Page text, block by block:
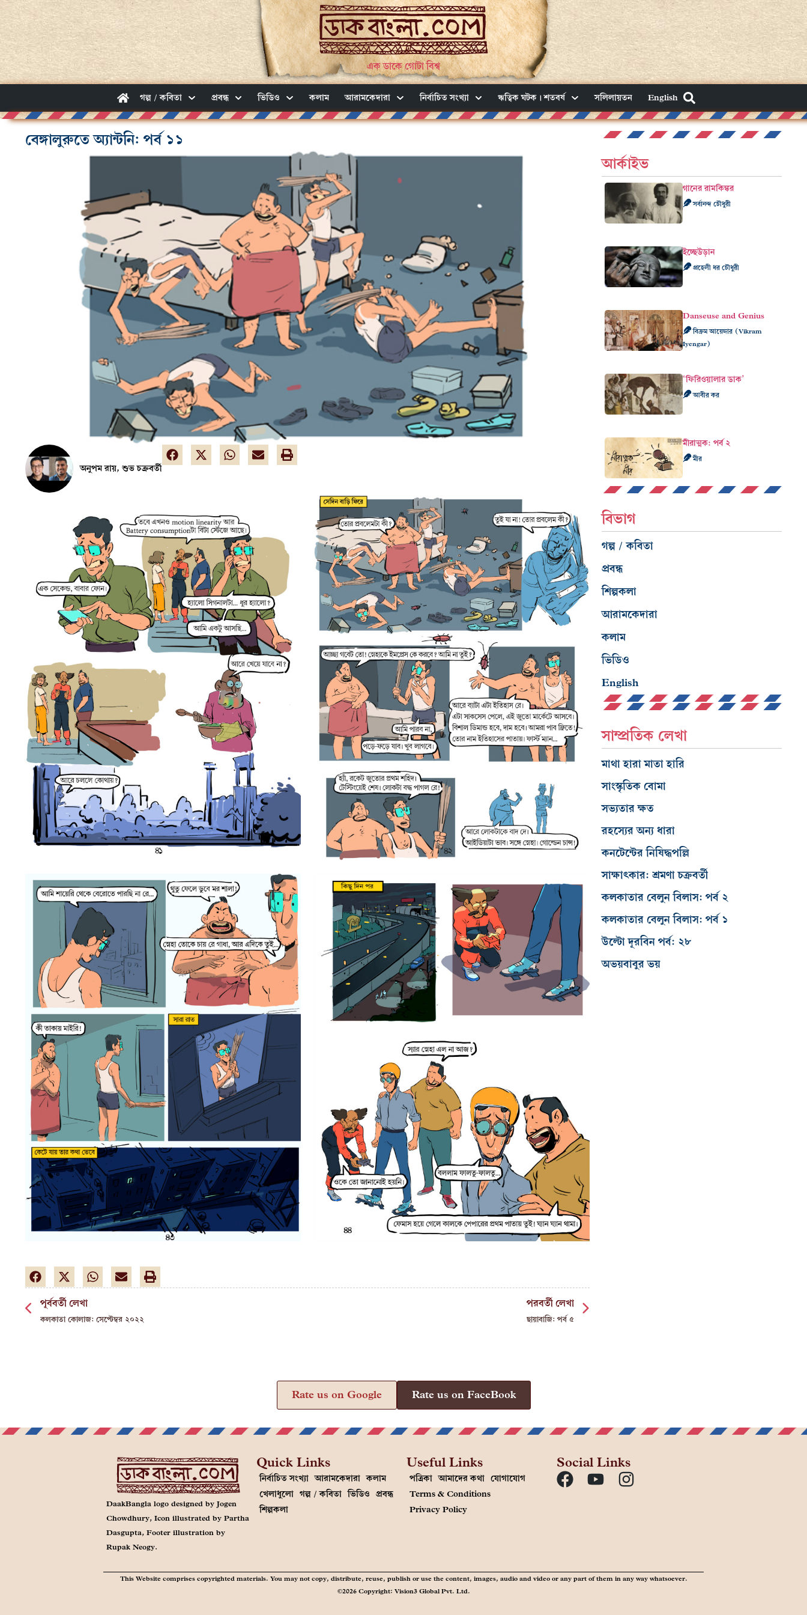
এক ডাকে গোটা বিশ্ব
গল্প / কবিতা প্রবন্ধ ভিডিও কলাম আরামকেদারা নির্বাচিত সংখ্যা ঋত্বিক ঘটক। শতবর্ষ সলিলায়তন English
বেঙ্গালুরুতে অ্যান্টনি: পর্ব ১১
অনুপম রায়, শুভ চক্রবর্তী
পূর্ববর্তী লেখা
কলকাতা কোলাজ: সেপ্টেম্বর ২০২২
পরবর্তী লেখা
ছায়াবাজি: পর্ব ৫
আর্কাইভ
গানের রামকিঙ্কর
সর্বানন্দ চৌধুরী
ইচ্ছেউড়ান
প্রহেলী ধর চৌধুরী
Danseuse and Genius
বিক্রম আয়েঙ্গার (Vikram
Iyengar)
‘ফিরিওয়ালার ডাক’
আবীর কর
মীরাত্মক: পর্ব ২
মীর
বিভাগ
গল্প / কবিতা
প্রবন্ধ
শিল্পকলা
আরামকেদারা
কলাম
ভিডিও
English
সাম্প্রতিক লেখা
মাথা হারা মাতা হারি
সাংস্কৃতিক বোমা
সভ্যতার ক্ষত
রহস্যের অন্য ধারা
কনটেন্টের নিষিদ্ধপল্লি
সাক্ষাৎকার: শ্রমণা চক্রবর্তী
কলকাতার বেলুন বিলাস: পর্ব ২
কলকাতার বেলুন বিলাস: পর্ব ১
উল্টো দূরবিন পর্ব: ২৮
অভয়বাবুর ভয়
Rate us on Google Rate us on FaceBook
DaakBangla logo designed by Jogen
Chowdhury, Icon illustrated by Partha
Dasgupta, Footer illustration by
Rupak Neogy.
Quick Links
নির্বাচিত সংখ্যা আরামকেদারা কলাম
খেলাধুলো গল্প / কবিতা ভিডিও প্রবন্ধ
শিল্পকলা
Useful Links
পত্রিকা আমাদের কথা যোগাযোগ
Terms & Conditions
Privacy Policy
Social Links
This Website comprises copyrighted materials. You may not copy, distribute, reuse, publish or use the content, images, audio and video or any part of them in any way whatsoever.
©2026 Copyright: Vision3 Global Pvt. Ltd.